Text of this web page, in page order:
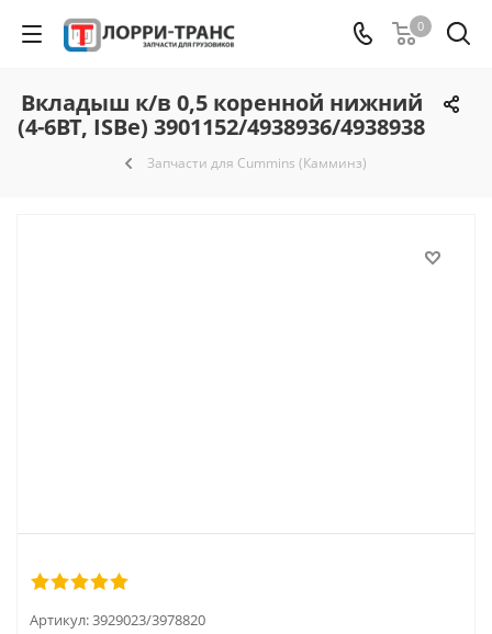
0
Вкладыш к/в 0,5 коренной нижний
(4-6BT, ISBe) 3901152/4938936/4938938
Запчасти для Cummins (Камминз)
Артикул:3929023/3978820